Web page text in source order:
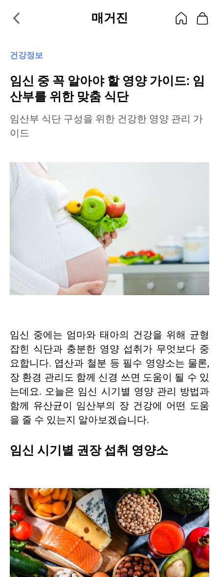
매거진
건강정보
임신 중 꼭 알아야 할 영양 가이드: 임
산부를 위한 맞춤 식단
임산부 식단 구성을 위한 건강한 영양 관리 가
이드
임신 중에는 엄마와 태아의 건강을 위해 균형
잡힌 식단과 충분한 영양 섭취가 무엇보다 중
요합니다. 엽산과 철분 등 필수 영양소는 물론,
장 환경 관리도 함께 신경 쓰면 도움이 될 수 있
는데요. 오늘은 임신 시기별 영양 관리 방법과
함께 유산균이 임산부의 장 건강에 어떤 도움
을 줄 수 있는지 알아보겠습니다.
임신 시기별 권장 섭취 영양소